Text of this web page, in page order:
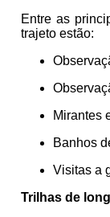
Entre as
trajeto estão:
Mirantes
Banhos
Visitas a
Trilhas de